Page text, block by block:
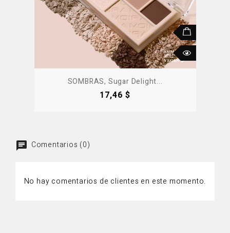
SOMBRAS, Sugar Delight...
Precio
17,46 $
Comentarios (0)
No hay comentarios de clientes en este momento.